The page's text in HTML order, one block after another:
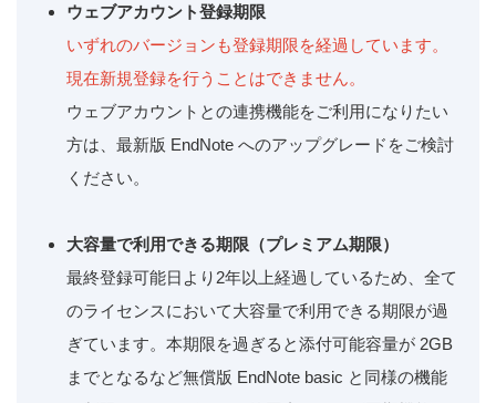
ウェブアカウント登録期限
いずれのバージョンも登録期限を経過しています。
現在新規登録を行うことはできません。
ウェブアカウントとの連携機能をご利用になりたい
方は、最新版 EndNote へのアップグレードをご検討
ください。
大容量で利用できる期限（プレミアム期限）
最終登録可能日より2年以上経過しているため、全て
のライセンスにおいて大容量で利用できる期限が過
ぎています。本期限を過ぎると添付可能容量が 2GB
までとなるなど無償版 EndNote basic と同様の機能